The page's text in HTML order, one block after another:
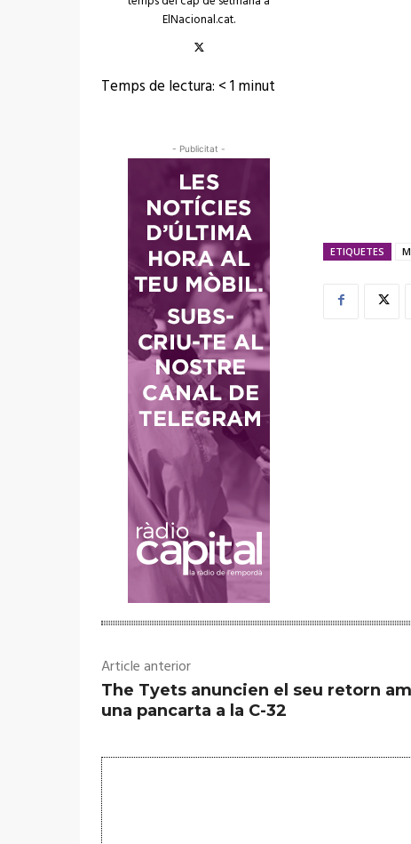
ElNacional.cat.
Temps de lectura: < 1minut
- Publicitat -
ETIQUETES
Article anterior
The Tyets anuncien el seu retorn
una pancarta a la C-32